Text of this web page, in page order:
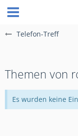
Telefon-Treff
Themen von
Es wurden keine